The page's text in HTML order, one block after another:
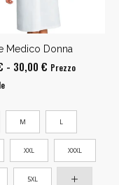
Medico Donna
- 30,00 € Fascia
24,00 €
30,00 €
Prezzo
M L
XXL XXXL
5XL